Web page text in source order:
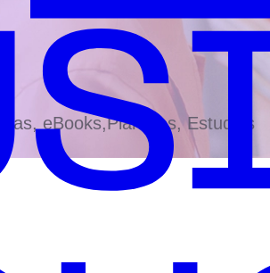
eBooks,Plantillas, Estudios